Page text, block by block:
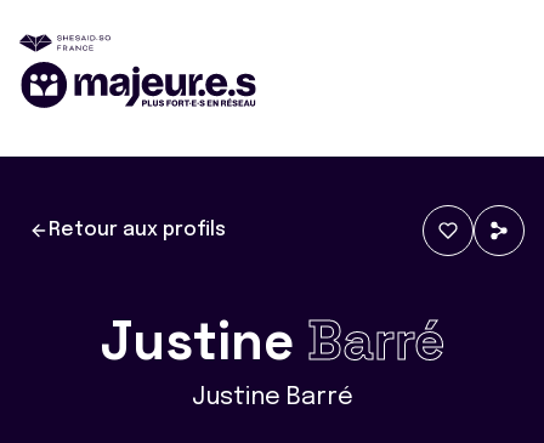
Retour aux profils
Justine Barré
Justine Barré